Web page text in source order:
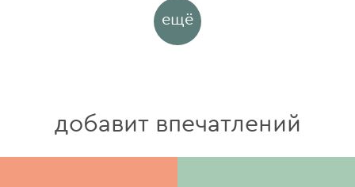
ещё
добавит впечатлений